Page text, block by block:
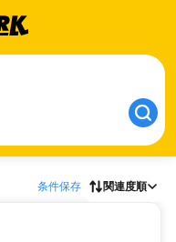
条件保存 関連度順